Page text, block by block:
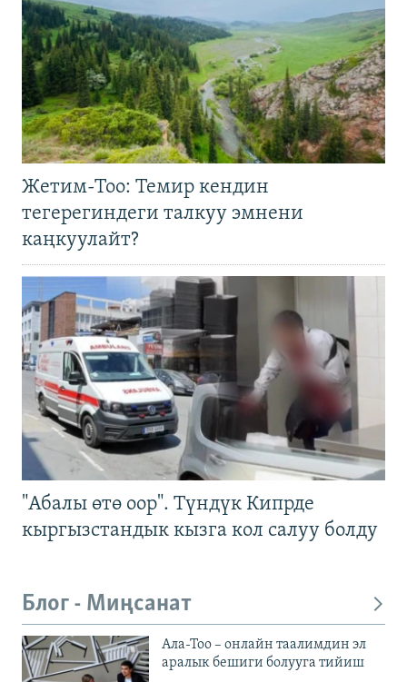
Жетим-Тоо: Темир кендин
тегерегиндеги талкуу эмнени
каңкуулайт?
"Абалы өтө оор". Түндүк Кипрде
кыргызстандык кызга кол салуу болду
Блог - Миңсанат
Ала-Тоо – онлайн таалимдин эл
аралык бешиги болууга тийиш